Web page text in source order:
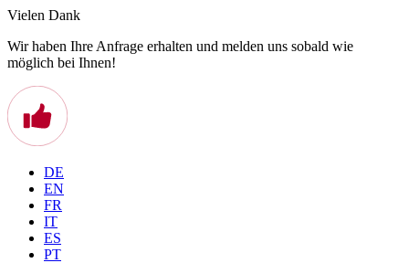
Vielen Dank
Wir haben Ihre Anfrage erhalten und melden uns sobald wie
möglich bei Ihnen!
DE
EN
FR
IT
ES
PT